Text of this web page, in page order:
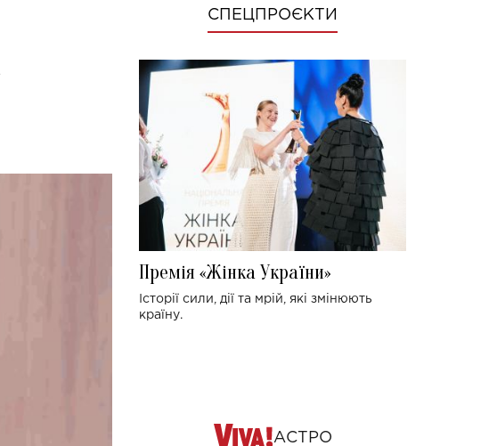
СПЕЦПРОЄКТИ
Премія «Жінка України»
Історії сили, дії та мрій, які змінюють
країну.
АСТРО